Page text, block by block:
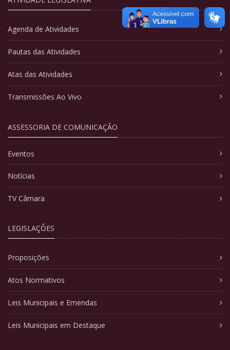
Agenda de Atividades
Pautas das Atividades
Atas das Atividades
Transmissões Ao Vivo
ASSESSORIA DE COMUNICAÇÃO
Eventos
Notícias
TV Câmara
LEGISLAÇÕES
Proposições
Atos Normativos
Leis Municipais e Emendas
Leis Municipais em Destaque